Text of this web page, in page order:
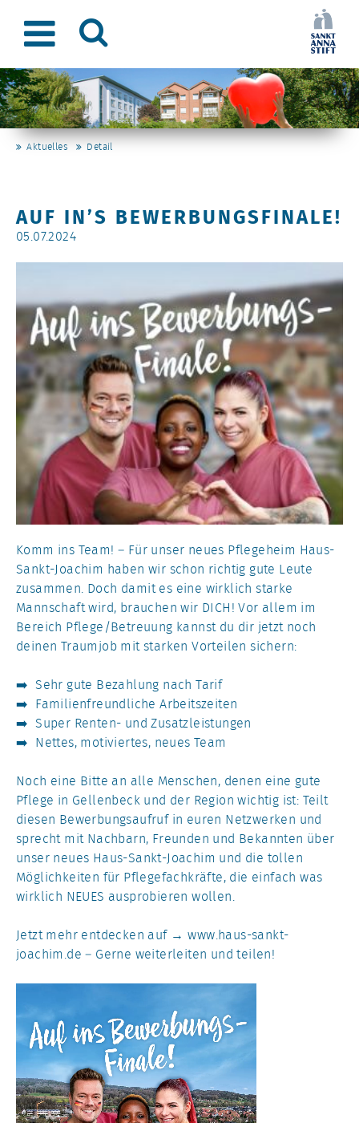
Aktuelles Detail
AUF IN’S BEWERBUNGSFINALE!
05.07.2024
Komm ins Team! – Für unser neues Pflegeheim Haus-
Sankt-Joachim haben wir schon richtig gute Leute
zusammen. Doch damit es eine wirklich starke
Mannschaft wird, brauchen wir DICH! Vor allem im
Bereich Pflege/Betreuung kannst du dir jetzt noch
deinen Traumjob mit starken Vorteilen sichern:
➡️ Sehr gute Bezahlung nach Tarif
➡️ Familienfreundliche Arbeitszeiten
➡️ Super Renten- und Zusatzleistungen
➡️ Nettes, motiviertes, neues Team
Noch eine Bitte an alle Menschen, denen eine gute
Pflege in Gellenbeck und der Region wichtig ist: Teilt
diesen Bewerbungsaufruf in euren Netzwerken und
sprecht mit Nachbarn, Freunden und Bekannten über
unser neues Haus-Sankt-Joachim und die tollen
Möglichkeiten für Pflegefachkräfte, die einfach was
wirklich NEUES ausprobieren wollen.
Jetzt mehr entdecken auf
www.haus-sankt-
joachim.de – Gerne weiterleiten und teilen!